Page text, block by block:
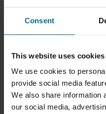
Consent
This website uses cookies
We use cookies to
provide social media
We also share information
our social media,